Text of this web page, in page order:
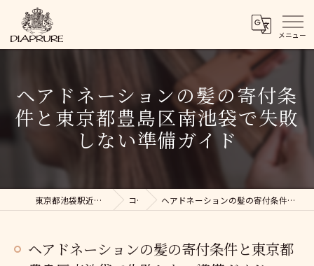
ヘアドネーションの髪の寄付条
件と東京都豊島区南池袋で失敗
しない準備ガイド
東京都池袋駅近くの美容院ならDIAPRURE コラム ヘアドネーションの髪の寄付条件と東京都豊島区南池袋で失敗しない準備ガイド
ヘアドネーションの髪の寄付条件と東京都